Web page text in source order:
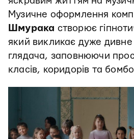
Музичне оформлення
Шмурака створює
який викликає дуже дивне
глядача, заповнюючи
класів, коридорів та